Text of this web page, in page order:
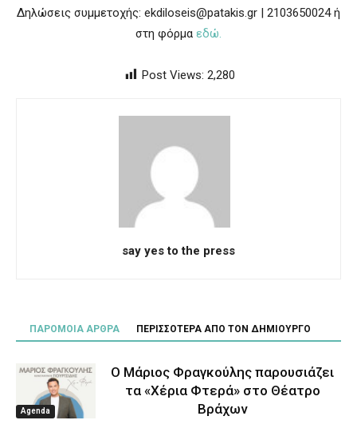
Δηλώσεις συμμετοχής: ekdiloseis@patakis.gr | 2103650024 ή
στη φόρμα εδώ.
Post Views: 2,280
say yes to the press
ΠΑΡΟΜΟΙΑ ΑΡΘΡΑ ΠΕΡΙΣΣΟΤΕΡΑ ΑΠΟ ΤΟΝ ΔΗΜΙΟΥΡΓΟ
Agenda
Ο Μάριος Φραγκούλης παρουσιάζει
τα «Χέρια Φτερά» στο Θέατρο
Βράχων